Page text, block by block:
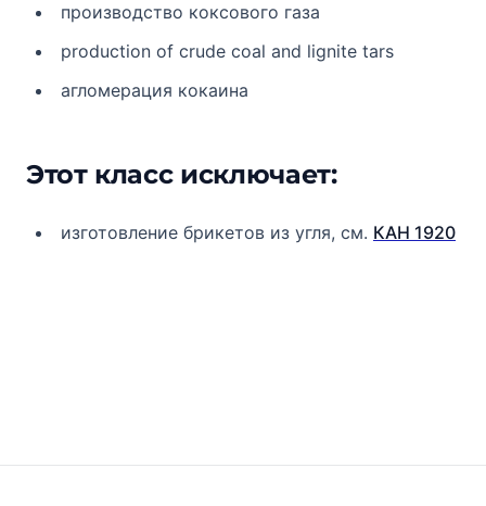
производство коксового газа
production of crude coal and lignite tars
агломерация кокаина
Этот класс исключает:
изготовление брикетов из угля, см. КАН 1920